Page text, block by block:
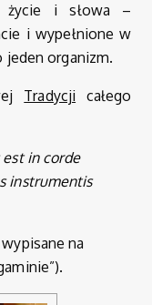
życie i słowa –
i wypełnione w
organizm.
Tradycji całego
in corde
instrumentis
na